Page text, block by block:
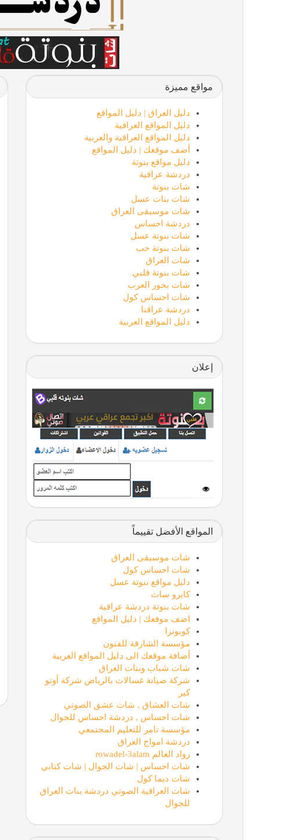
مواقع مميزة
دليل العراق | دليل المواقع
دليل المواقع العراقية
دليل المواقع العراقية والعربية
أضف موقعك | دليل المواقع
دليل مواقع بنوتة
دردشة عراقية
شات بنوتة
شات بنات عسل
شات موسيقى العراق
دردشة احساس
شات بنوتة عسل
شات بنوتة حب
شات العراق
شات بنوتة قلبي
شات بحور العرب
شات احساس كول
دردشة عراقنا
دليل المواقع العربية
إعلان
المواقع الأفضل تقييماً
شات موسيقى العراق
شات احساس كول
دليل مواقع بنوتة عسل
كايرو سات
شات بنوتة دردشة عراقية
اضف موقعك | دليل المواقع
كوبونزا
مؤسسة الشارقة للفنون
أضافة موقعك الى دليل المواقع العربية
شات شباب وبنات العراق
شركة صيانة غسالات بالرياض شركة أوتو
كير
شات العشاق , شات عشق الصوتي
شات احساس , دردشة احساس للجوال
مؤسسة تامر للتعليم المجتمعي
دردشة امواج العراق
رواد العالم rowadel-3alam
شات احساس | شات الجوال | شات كتابي
شات ديما كول
شات العراقية الصوتي دردشة بنات العراق
للجوال